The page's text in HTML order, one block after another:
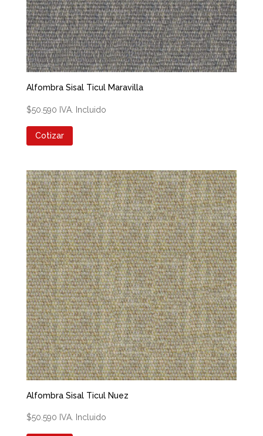
Alfombra Sisal Ticul Maravilla
$50.590 IVA. Incluido
Cotizar
Alfombra Sisal Ticul Nuez
$50.590 IVA. Incluido